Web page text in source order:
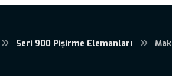
Seri 900 Pişirme Elemanları